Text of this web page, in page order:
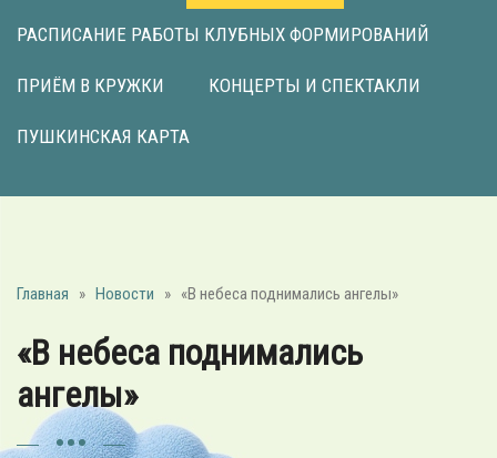
РАСПИСАНИЕ РАБОТЫ КЛУБНЫХ ФОРМИРОВАНИЙ
ПРИЁМ В КРУЖКИ КОНЦЕРТЫ И СПЕКТАКЛИ
ПУШКИНСКАЯ КАРТА
Главная » Новости » «В небеса поднимались ангелы»
«В небеса поднимались
ангелы»